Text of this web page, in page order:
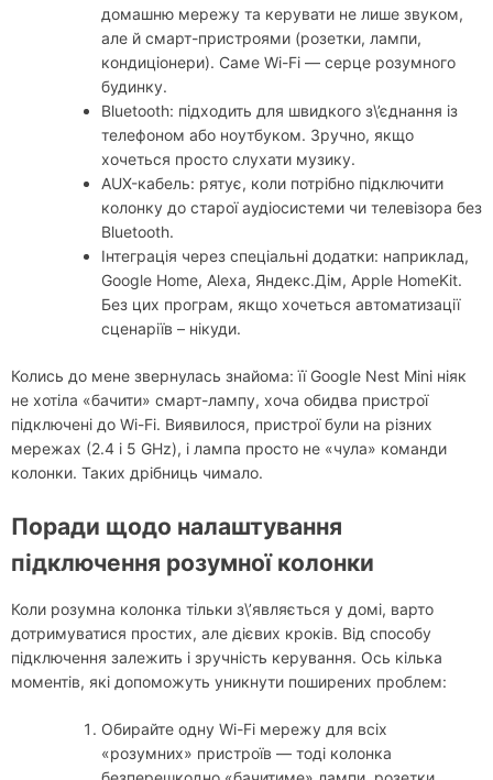
домашню мережу та керувати не лише звуком,
але й смарт-пристроями (розетки, лампи,
кондиціонери). Саме Wi-Fi — серце розумного
будинку.
Bluetooth: підходить для швидкого з\’єднання із
телефоном або ноутбуком. Зручно, якщо
хочеться просто слухати музику.
AUX-кабель: рятує, коли потрібно підключити
колонку до старої аудіосистеми чи телевізора без
Bluetooth.
Інтеграція через спеціальні додатки: наприклад,
Google Home, Alexa, Яндекс.Дім, Apple HomeKit.
Без цих програм, якщо хочеться автоматизації
сценаріїв – нікуди.
Колись до мене звернулась знайома: її Google Nest Mini ніяк
не хотіла «бачити» смарт-лампу, хоча обидва пристрої
підключені до Wi-Fi. Виявилося, пристрої були на різних
мережах (2.4 і 5 GHz), і лампа просто не «чула» команди
колонки. Таких дрібниць чимало.
Поради щодо налаштування
підключення розумної колонки
Коли розумна колонка тільки з\’являється у домі, варто
дотримуватися простих, але дієвих кроків. Від способу
підключення залежить і зручність керування. Ось кілька
моментів, які допоможуть уникнути поширених проблем:
Обирайте одну Wi-Fi мережу для всіх
«розумних» пристроїв — тоді колонка